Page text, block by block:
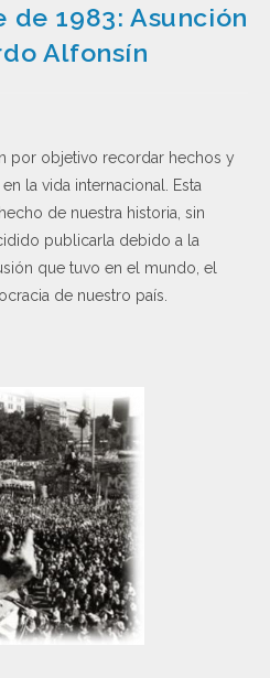
1983: Asunción
Alfonsín
por objetivo recordar hechos y
la vida internacional. Esta
de nuestra historia, sin
publicarla debido a la
que tuvo en el mundo, el
de nuestro país.